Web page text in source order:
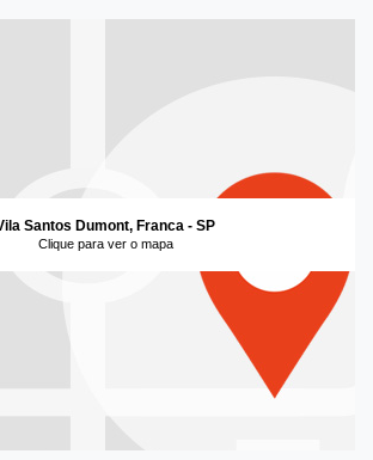
Santos Dumont, Franca - SP
Clique para ver o mapa